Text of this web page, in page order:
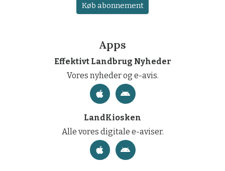
Køb abonnement
Apps
Effektivt Landbrug Nyheder
Vores nyheder og e-avis.
LandKiosken
Alle vores digitale e-aviser.